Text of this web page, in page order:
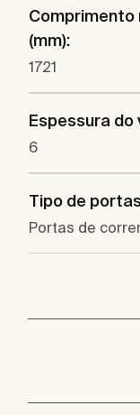
Comprimento
(mm):
1721
Espessura do
6
Tipo de
Portas de